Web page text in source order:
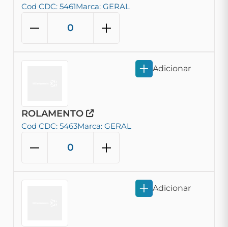
Cod CDC: 5461Marca: GERAL
ROLAMENTO
Cod CDC: 5463Marca: GERAL
Adicionar
Adicionar